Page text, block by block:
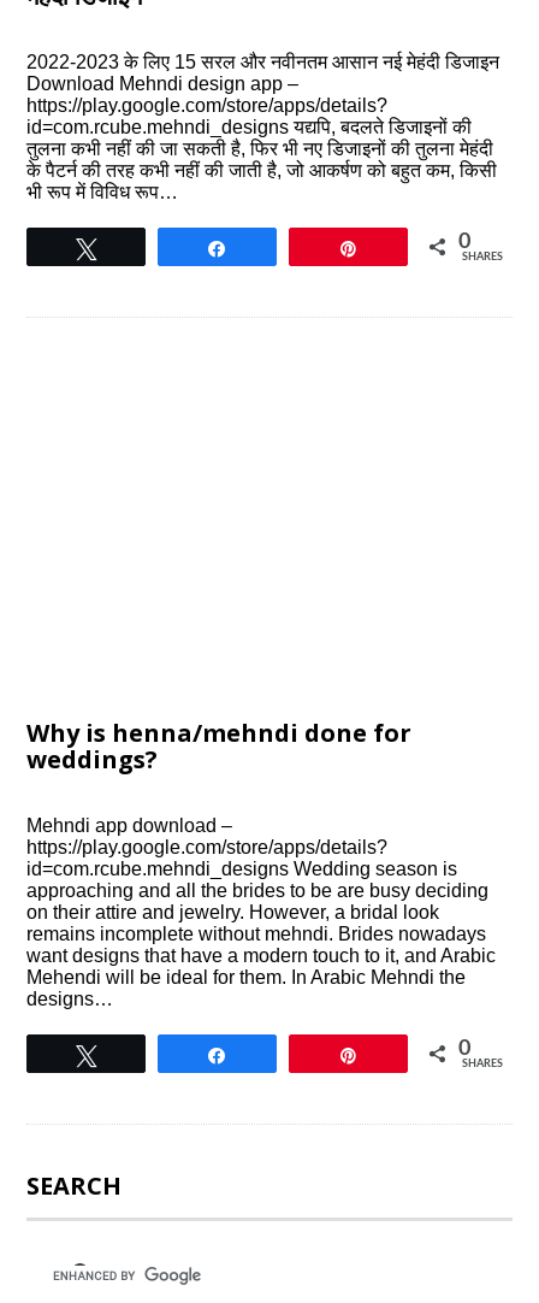
2022-2023 के लिए 15 सरल और नवीनतम आसान नई मेहंदी डिजाइन
Download Mehndi design app –
https://play.google.com/store/apps/details?
id=com.rcube.mehndi_designs यद्यपि, बदलते डिजाइनों की
तुलना कभी नहीं की जा सकती है, फिर भी नए डिजाइनों की तुलना मेहंदी
के पैटर्न की तरह कभी नहीं की जाती है, जो आकर्षण को बहुत कम, किसी
भी रूप में विविध रूप…
0
SHARES
Why is henna/mehndi done for
weddings?
Mehndi app download –
https://play.google.com/store/apps/details?
id=com.rcube.mehndi_designs Wedding season is
approaching and all the brides to be are busy deciding
on their attire and jewelry. However, a bridal look
remains incomplete without mehndi. Brides nowadays
want designs that have a modern touch to it, and Arabic
Mehendi will be ideal for them. In Arabic Mehndi the
designs…
0
SHARES
SEARCH